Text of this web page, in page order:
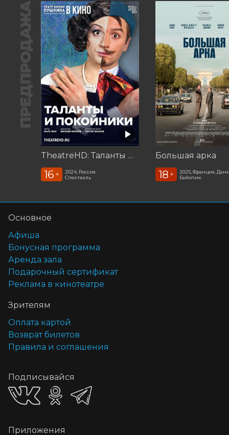
ПРЕДПРОДАЖА
TheatreHD: Таланты и покойники
16 +
2024, Россия
Спектакль
Большая арка
18 +
2025, Франция,
Байопик
Основное
Афиша
Бонусная программа
Аренда зала
Подарочный сертификат
Реклама в кинотеатре
Зрителям
Оплата картой
Возврат билетов
Правила и соглашения
Подписывайся
Приложения